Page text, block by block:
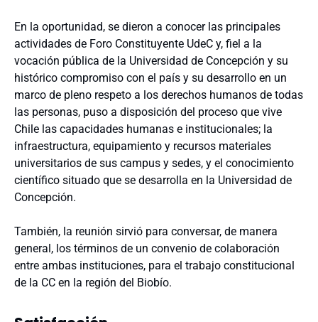
En la oportunidad, se dieron a conocer las principales
actividades de Foro Constituyente UdeC y, fiel a la
vocación pública de la Universidad de Concepción y su
histórico compromiso con el país y su desarrollo en un
marco de pleno respeto a los derechos humanos de todas
las personas, puso a disposición del proceso que vive
Chile las capacidades humanas e institucionales; la
infraestructura, equipamiento y recursos materiales
universitarios de sus campus y sedes, y el conocimiento
científico situado que se desarrolla en la Universidad de
Concepción.
También, la reunión sirvió para conversar, de manera
general, los términos de un convenio de colaboración
entre ambas instituciones, para el trabajo constitucional
de la CC en la región del Biobío.